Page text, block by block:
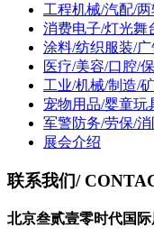
工程机械/汽配/
消费电子/灯光舞
涂料/纺织服装/广
医疗/美容/口腔/
工业/机械/制造/
宠物用品/婴童玩
军警防务/劳保/
展会介绍
联系我们/
北京叁贰壹零时代国际